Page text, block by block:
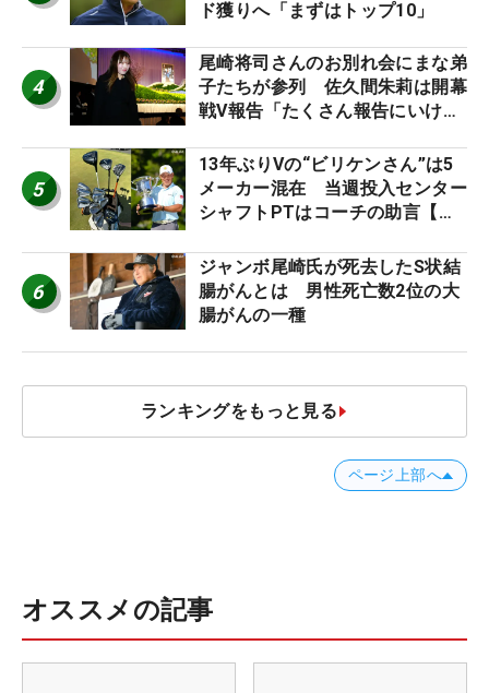
ド獲りへ「まずはトップ10」
4
尾崎将司さんのお別れ会にまな弟
子たちが参列 佐久間朱莉は開幕
戦V報告「たくさん報告にいける
5
13年ぶりVの“ビリケンさん”は5
メーカー混在 当週投入センター
シャフトPTはコーチの助言【勝
6
ジャンボ尾崎氏が死去したS状結
腸がんとは 男性死亡数2位の大
腸がんの一種
ランキングをもっと見る
ページ上部へ
オススメの記事